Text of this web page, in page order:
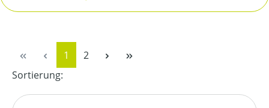
Seite
1 Seite
2
Sortierung: